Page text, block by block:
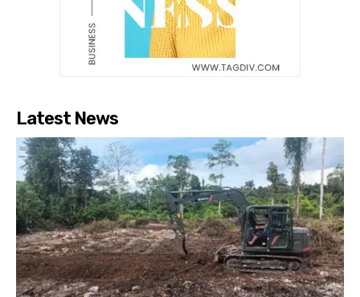
Latest News